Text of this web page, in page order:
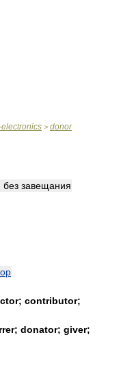
> donor
завещания
contributor;
donator; giver;